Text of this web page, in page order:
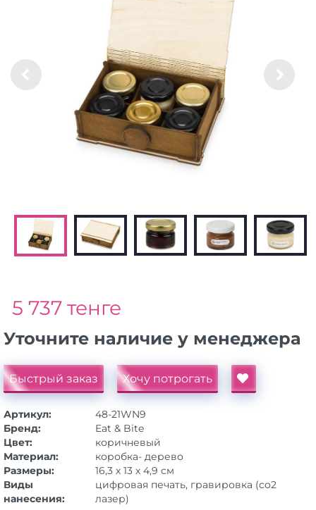
5 737 тенге
Уточните наличие у менеджера
Быстрый заказ Хочу потрогать
Артикул:
48-21WN9
Бренд:
Eat & Bite
Цвет:
коричневый
Материал:
коробка- дерево
Размеры:
16,3 х 13 х 4,9 см
Виды
нанесения:
цифровая печать, гравировка (co2
лазер)